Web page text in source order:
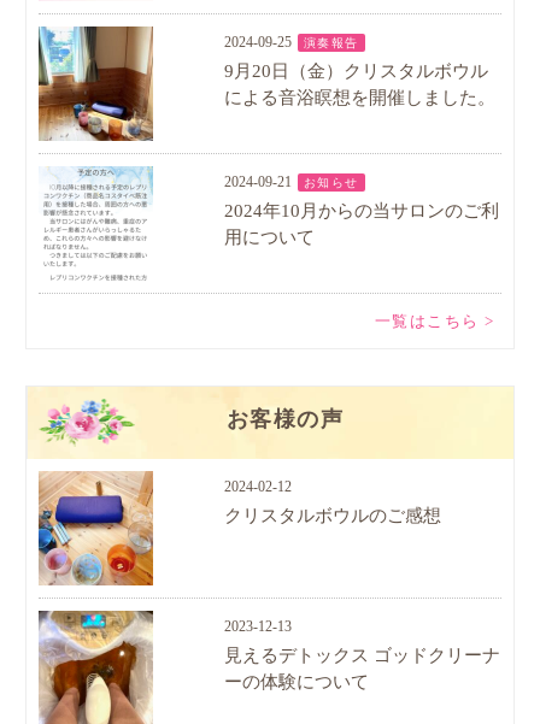
2024-09-25 演奏報告
9月20日（金）クリスタルボウル
による音浴瞑想を開催しました。
2024-09-21 お知らせ
2024年10月からの当サロンのご利
用について
一覧はこちら >
お客様の声
2024-02-12
クリスタルボウルのご感想
2023-12-13
見えるデトックス ゴッドクリーナ
ーの体験について